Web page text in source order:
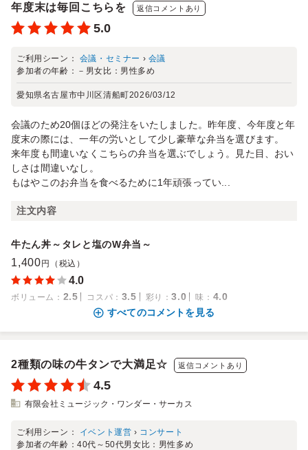
年度末は毎回こちらを 返信コメントあり
5.0
ご利用シーン： 会議・セミナー › 会議
参加者の年齢： － 男女比： 男性多め
愛知県名古屋市中川区清船町2026/03/12
会議のため20個ほどの発注をいたしました。昨年度、今年度と年
度末の際には、一年の労いとして少し豪華な弁当を選びます。
来年度も間違いなくこちらの弁当を選ぶでしょう。見た目、おい
しさは間違いなし。
もはやこのお弁当を食べるために1年頑張ってい...
注文内容
牛たん丼～タレと塩のW弁当～
1,400 円（税込）
4.0
ボリューム ： 2.5 コスパ ： 3.5 彩り ：3.0 味 ： 4.0
すべてのコメントを見る
2種類の味の牛タンで大満足☆ 返信コメントあり
4.5
有限会社ミュージック・ワンダー・サーカス
ご利用シーン： イベント運営 › コンサート
参加者の年齢：40代～50代男女比： 男性多め